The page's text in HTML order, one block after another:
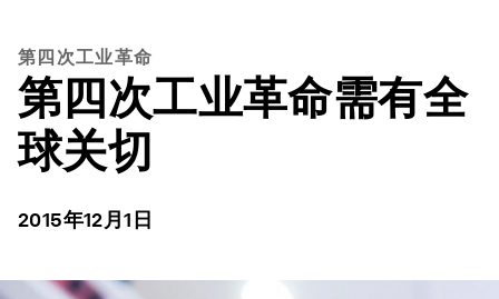
第四次工业革命
第四次工业革命需有全
球关切
2015年12月1日